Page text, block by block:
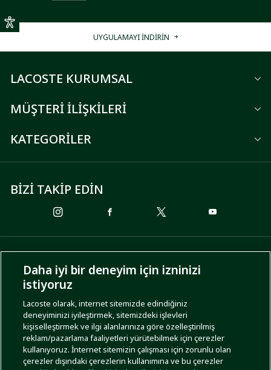
UYGULAMAYI İNDİRİN
LACOSTE KURUMSAL
MÜŞTERİ İLİŞKİLERİ
KATEGORİLER
BİZİ TAKİP EDİN
ÖDEME SEÇENEKLERİ
KARGO SEÇENEKLERİ
Daha iyi bir deneyim için izninizi
istiyoruz
Lacoste olarak, internet sitemizde edindiğiniz
deneyiminizi iyileştirmek, sitemizdeki işlevleri
kişiselleştirmek ve ilgi alanlarınıza göre özelleştirilmiş
reklam/pazarlama faaliyetleri yürütebilmek için çerezler
kullanıyoruz. İnternet sitemizin çalışması için zorunlu olan
çerezler dışındaki çerezlerin kullanımına ve bu çerezler